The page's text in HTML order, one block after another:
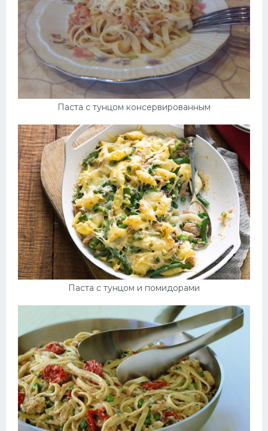
Паста с тунцом консервированным
Паста с тунцом и помидорами